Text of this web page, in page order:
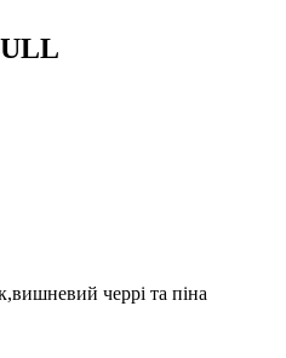
черрі та піна